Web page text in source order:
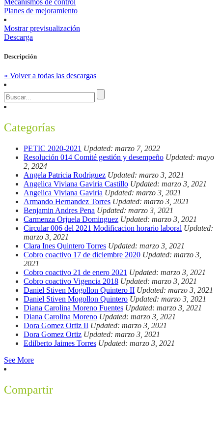
Planes de mejoramiento
Mostrar previsualización
Descarga
Descripción
« Volver a todas las descargas
Categorías
PETIC 2020-2021 Updated: marzo 7, 2022
Resolución 014 Comité gestión y desempeño Updated: mayo
2, 2024
Angela Patricia Rodriguez Updated: marzo 3, 2021
Angelica Viviana Gaviria Castillo Updated: marzo 3, 2021
Angelica Viviana Gaviria Updated: marzo 3, 2021
Armando Hernandez Torres Updated: marzo 3, 2021
Benjamin Andres Pena Updated: marzo 3, 2021
Carmenza Orjuela Dominguez Updated: marzo 3, 2021
Circular 006 del 2021 Modificacion horario laboral Updated:
marzo 3, 2021
Clara Ines Quintero Torres Updated: marzo 3, 2021
Cobro coactivo 17 de diciembre 2020 Updated: marzo 3,
2021
Cobro coactivo 21 de enero 2021 Updated: marzo 3, 2021
Cobro coactivo Vigencia 2018 Updated: marzo 3, 2021
Daniel Stiven Mogollon Quintero II Updated: marzo 3, 2021
Daniel Stiven Mogollon Quintero Updated: marzo 3, 2021
Diana Carolina Moreno Fuentes Updated: marzo 3, 2021
Diana Carolina Moreno Updated: marzo 3, 2021
Dora Gomez Ortiz II Updated: marzo 3, 2021
Dora Gomez Ortiz Updated: marzo 3, 2021
Edilberto Jaimes Torres Updated: marzo 3, 2021
See More
Compartir